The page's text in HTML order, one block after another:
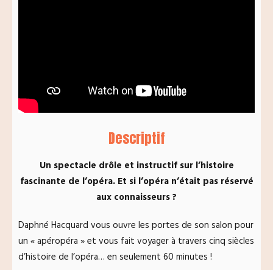
Descriptif
Un spectacle drôle et instructif sur l’histoire
fascinante de l’opéra. Et si l’opéra n’était pas réservé
aux connaisseurs ?
Daphné Hacquard vous ouvre les portes de son salon pour
un « apéropéra » et vous fait voyager à travers cinq siècles
d’histoire de l’opéra… en seulement 60 minutes !